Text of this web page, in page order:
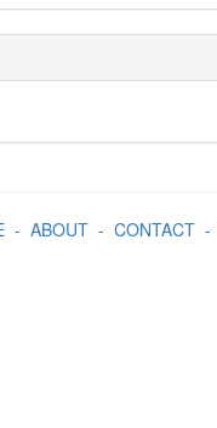
- ABOUT- CONTACT-